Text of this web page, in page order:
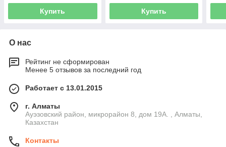
Купить Купить
О нас
Рейтинг не сформирован
Менее 5 отзывов за последний год
Работает с 13.01.2015
г. Алматы
Ауэзовский район, микрорайон 8, дом 19А. , Алматы,
Казахстан
Контакты